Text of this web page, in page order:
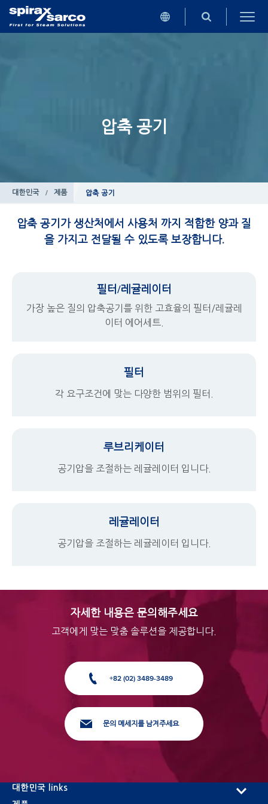
압축 공기
대한민국 / 제품 압축 공기
압축 공기가 생산처에서 사용처 까지 적합한 양과 질
을 가지고 전달될 수 있도록 보장합니다.
필터/레귤레이터
가장 높은 질의 압축공기를 위한 고효율의 필터/레귤레
이터 에어세트.
필터
각 요구조건에 맞는 다양한 범위의 필터.
루브리케이터
공기압을 조절하는 레귤레이터 입니다.
레귤레이터
공기압을 조절하는 레귤레이터 입니다.
자세한 내용은 문의해주세요
고객에게 맞는 맞춤 솔루션을 제공합니다.
+82 (02) 3489-3489
문의 메세지를 남겨주세요
대한민국 links